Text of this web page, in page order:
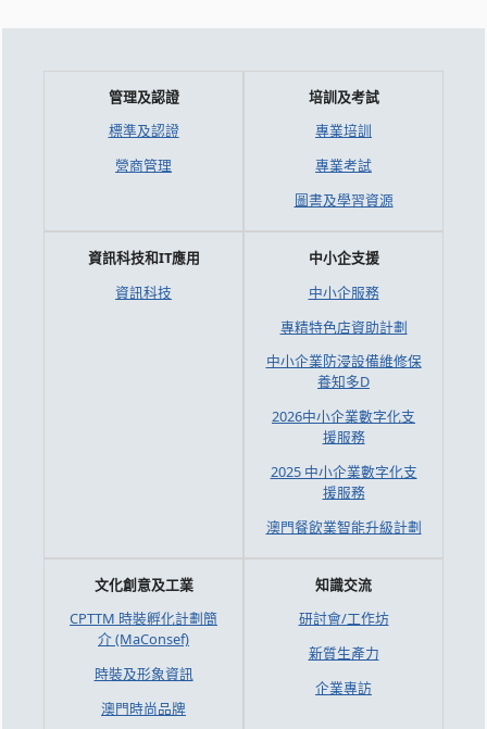
管理及認證
標準及認證
營商管理
培訓及考試
專業培訓
專業考試
圖書及學習資源
資訊科技和IT應用
資訊科技
中小企支援
中小企服務
專精特色店資助計劃
中小企業防浸設備維修保
養知多D
2026中小企業數字化支
援服務
2025 中小企業數字化支
援服務
澳門餐飲業智能升級計劃
文化創意及工業
CPTTM 時裝孵化計劃簡
介 (MaConsef)
時裝及形象資訊
澳門時尚品牌
知識交流
研討會/工作坊
新質生產力
企業專訪